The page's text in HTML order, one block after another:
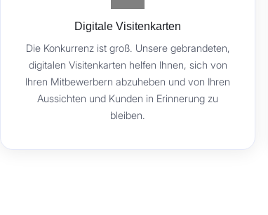
Digitale Visitenkarten
Die Konkurrenz ist groß. Unsere gebrandeten,
digitalen Visitenkarten helfen Ihnen, sich von
Ihren Mitbewerbern abzuheben und von Ihren
Aussichten und Kunden in Erinnerung zu
bleiben.